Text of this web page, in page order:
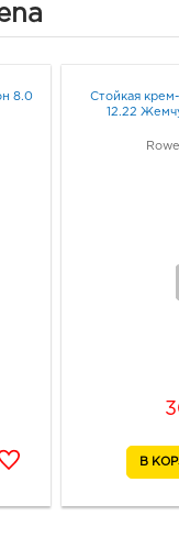
244.0
8.0
Стойкая
12.22